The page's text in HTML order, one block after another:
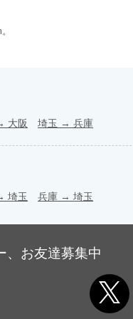
大阪 埼玉 → 兵庫
埼玉 兵庫 → 埼玉
、お友達募集中